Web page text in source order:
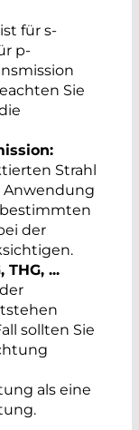
für s-
p-
Sie
Strahl
Anwendung
der
...
sollten Sie
als eine